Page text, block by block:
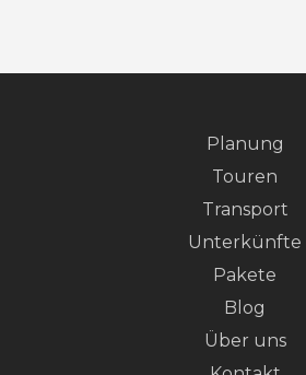
Planung
Touren
Transport
Unterkünfte
Pakete
Blog
Über uns